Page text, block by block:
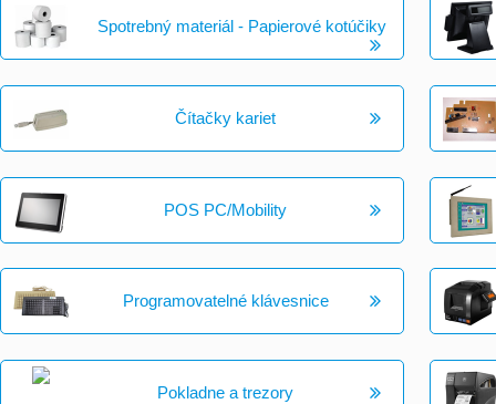
Spotrebný materiál - Papierové kotúčiky
Čítačky kariet
POS PC/Mobility
Programovatelné klávesnice
Pokladne a trezory